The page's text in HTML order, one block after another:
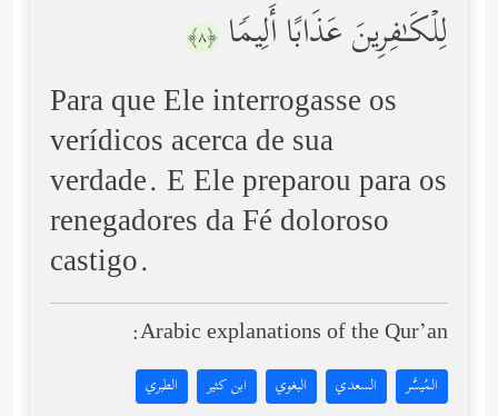
لِلۡكَـٰفِرِینَ عَذَابًا أَلِیمࣰا ﴿٨﴾
Para que Ele interrogasse os
verídicos acerca de sua
verdade. E Ele preparou para os
renegadores da Fé doloroso
castigo.
Arabic explanations of the Qur’an:
المُيسَّر السعدي البغوي ابن كثير الطبري